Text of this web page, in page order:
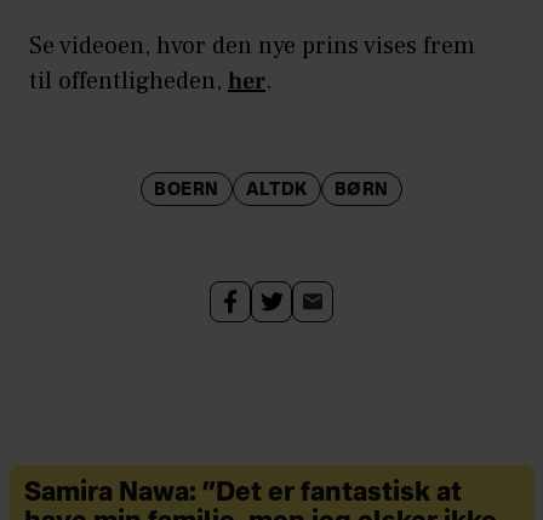
Se videoen, hvor den nye prins vises frem
til offentligheden, her.
BOERN ALTDK BØRN
Samira Nawa: ”Det er fantastisk at